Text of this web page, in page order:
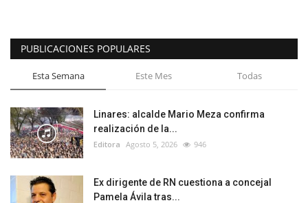
PUBLICACIONES POPULARES
Esta Semana Este Mes Todas
Linares: alcalde Mario Meza confirma
realización de la...
Editora Agosto 5, 2026 946
Ex dirigente de RN cuestiona a concejal
Pamela Ávila tras...